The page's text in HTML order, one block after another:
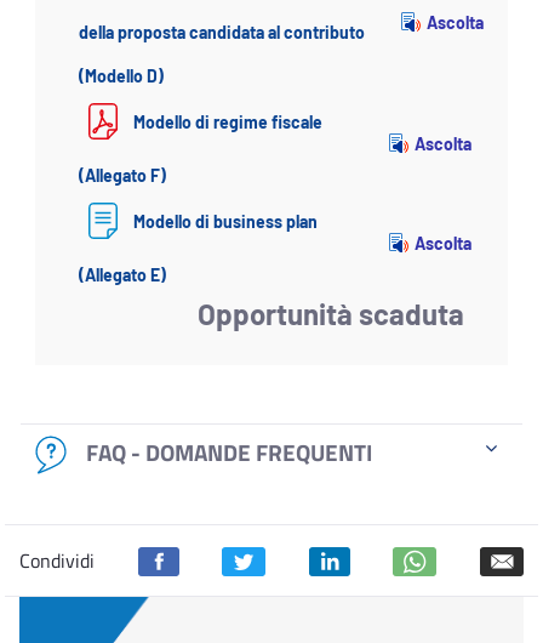
della proposta candidata al contributo
(Modello D)
Ascolta
Modello di regime fiscale
(Allegato F)
Ascolta
Modello di business plan
(Allegato E)
Ascolta
Opportunità scaduta
FAQ - DOMANDE FREQUENTI
Condividi